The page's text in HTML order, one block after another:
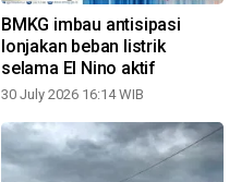
BMKG imbau antisipasi
lonjakan beban listrik
selama El Nino aktif
30 July 2026 16:14 WIB